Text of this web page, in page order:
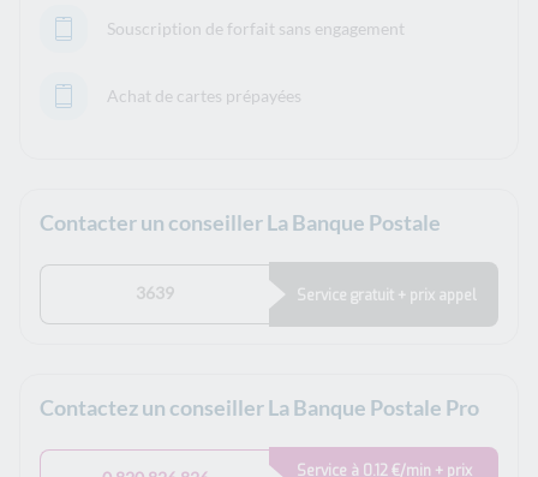
Souscription de forfait sans engagement
Achat de cartes prépayées
Contacter un conseiller La Banque Postale
3639 Service gratuit + prix appel
Contactez un conseiller La Banque Postale Pro
Service à 0.12 €/min + prix